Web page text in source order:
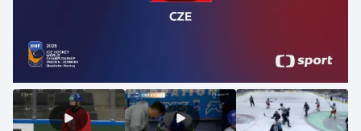
Ragby
Rychlobruslení